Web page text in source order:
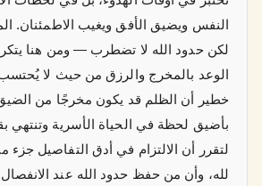
النفس ويضيق الأفق ويغيب الاطمئنان.
لكن حدود الله لا تضطرب — ومن هنا
الوعد بالمخرج والرزق من حيث لا
خطير أن الظلم قد يكون مخرجًا من
بأضيق لحظة في الحياة الأسرية وتنتهي
لتقرر أن الالتزام في أدق التفاصيل جزء
لله، وأن من حفظ حدود الله عند